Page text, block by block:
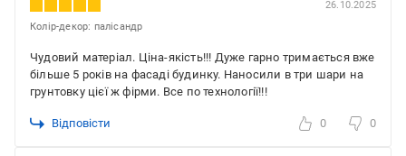
26.10.2025
Колір-декор: палісандр
Чудовий матеріал. Ціна-якість!!! Дуже гарно тримається вже
більше 5 років на фасаді будинку. Наносили в три шари на
грунтовку цієї ж фірми. Все по технології!!!
Відповісти 0 0